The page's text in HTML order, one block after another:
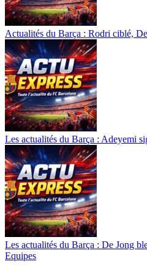
Actualités du Barça : Rodri ciblé,
Les actualités du Barça : Adeyemi
Les actualités du Barça : De Jong
Equipes